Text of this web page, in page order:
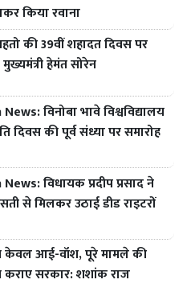
किया रवाना
की 39वीं शहादत दिवस पर
हेमंत सोरेन
विनोबा भावे विश्वविद्यालय
दिवस की पूर्व संध्या पर समारोह
विधायक प्रदीप प्रसाद ने
से मिलकर उठाई डीड राइटरों
केवल आई-वॉश, पूरे मामले की
सरकार: शशांक राज